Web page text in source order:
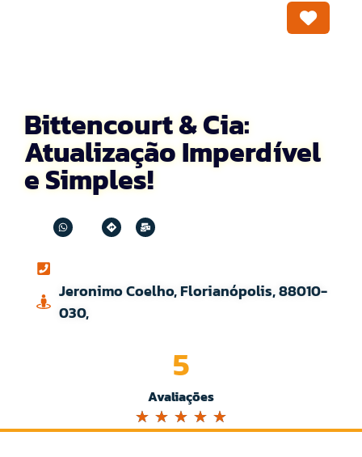
Bittencourt & Cia:
Atualização Imperdível
e Simples!
Jeronimo Coelho, Florianópolis, 88010-
030,
Avaliações
5
☆ ☆ ☆ ☆ ☆